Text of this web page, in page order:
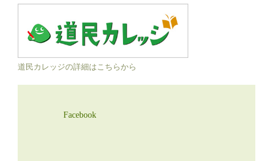
道民カレッジの詳細はこちらから
Facebook